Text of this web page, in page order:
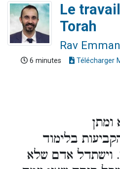
Le
Torah
Rav
6 minutes Télécharger
ומתן
בלימוד
וישתדל אדם שלא